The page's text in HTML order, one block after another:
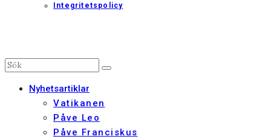
Integritetspolicy
Nyhetsartiklar
Vatikanen
Påve Leo
Påve Franciskus